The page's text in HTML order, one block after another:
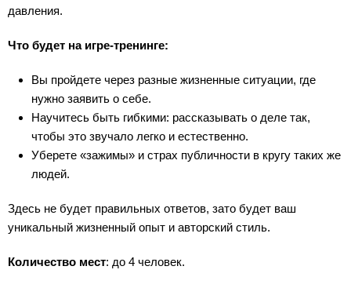
давления.
Что будет на игре-тренинге:
Вы пройдете через разные жизненные ситуации, где
нужно заявить о себе.
Научитесь быть гибкими: рассказывать о деле так,
чтобы это звучало легко и естественно.
Уберете «зажимы» и страх публичности в кругу таких же
людей.
Здесь не будет правильных ответов, зато будет ваш
уникальный жизненный опыт и авторский стиль.
Количество мест: до 4 человек.